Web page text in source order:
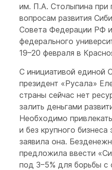
им. П.А. Столыпина при
вопросам развития
Совета Федерации РФ
федерального
19–20 февраля в
С инициативой единой
президент «Русала»
страны сейчас нет
залить деньгами
Необходимо
и без крупного
заявила она.
предложила ввести
под 3–5% для борьбы с